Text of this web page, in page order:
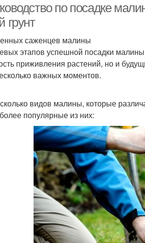
по посадке
грунт
саженцев малины
этапов успешной посадки
приживления растений, но и
важных моментов.
видов малины, которые
популярные из них: